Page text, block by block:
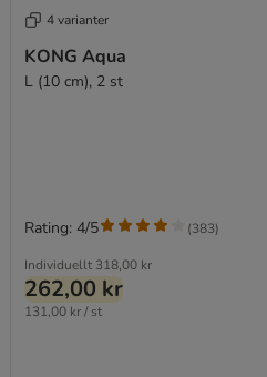
4 varianter
KONG Aqua
L (10 cm), 2 st
Individuellt 318,00 kr
262,00 kr
131,00 kr / st
Rating: 4/5 (383)